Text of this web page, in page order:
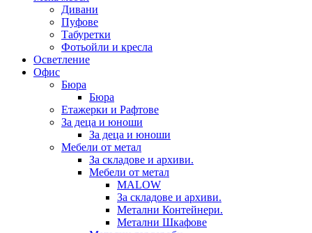
Дивани
Пуфове
Табуретки
Фотьойли и кресла
Осветление
Офис
Бюра
Бюра
Етажерки и Рафтове
За деца и юноши
За деца и юноши
Мебели от метал
За складове и архиви.
Мебели от метал
MALOW
За складове и архиви.
Метални Контейнери.
Метални Шкафове